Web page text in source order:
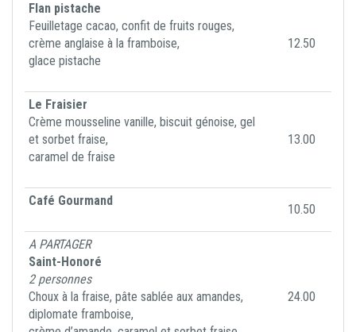
Flan pistache
Feuilletage cacao, confit de fruits rouges,
crème anglaise à la framboise,
glace pistache
12.50
Le Fraisier
Crème mousseline vanille, biscuit génoise, gel
et sorbet fraise,
caramel de fraise
13.00
Café Gourmand
10.50
A PARTAGER
Saint-Honoré
2 personnes
Choux à la fraise, pâte sablée aux amandes,
diplomate framboise,
24.00